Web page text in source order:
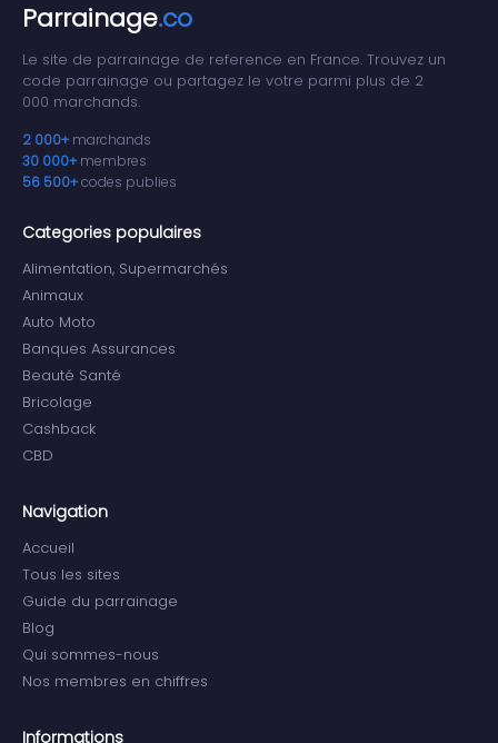
Parrainage.co
Le site de parrainage de reference en France. Trouvez un
code parrainage ou partagez le votre parmi plus de 2
000 marchands.
2 000+ marchands
30 000+ membres
56 500+codes publies
Categories populaires
Alimentation, Supermarchés
Animaux
Auto Moto
Banques Assurances
Beauté Santé
Bricolage
Cashback
CBD
Navigation
Accueil
Tous les sites
Guide du parrainage
Blog
Qui sommes-nous
Nos membres en chiffres
Informations